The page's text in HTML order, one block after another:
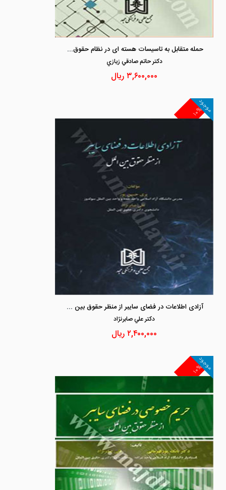
حمله متقابل به تاسیسات هسته ای در نظام حقوق بین الملل
دكتر حاتم صادقي زيازي
۳,۶۰۰,۰۰۰ریال
۱۰%
موجود
آزادی اطلاعات در فضای سایبر از منظر حقوق بین الملل
دكتر علي صابرنژاد
۲,۴۰۰,۰۰۰ریال
۱۰%
موجود